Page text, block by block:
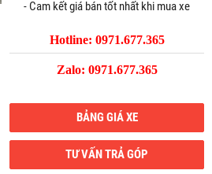
- Cam kết giá bán tốt nhất khi mua xe
Hotline: 0971.677.365
Zalo: 0971.677.365
BẢNG GIÁ XE
TƯ VẤN TRẢ GÓP